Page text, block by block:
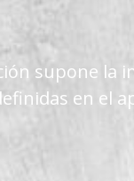
supone la
en el